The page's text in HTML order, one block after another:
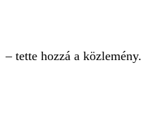
– tette hozzá a közlemény.